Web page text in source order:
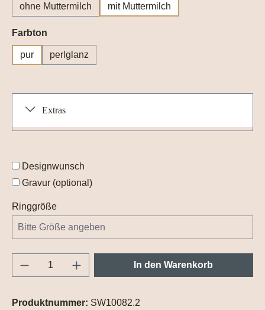
ohne Muttermilch mit Muttermilch
Farbton
pur perlglanz
Extras
Designwunsch
Gravur (optional)
Ringgröße
Produkt Anzahl: Gib den gewünschten
In den Warenkorb
Produktnummer: SW10082.2